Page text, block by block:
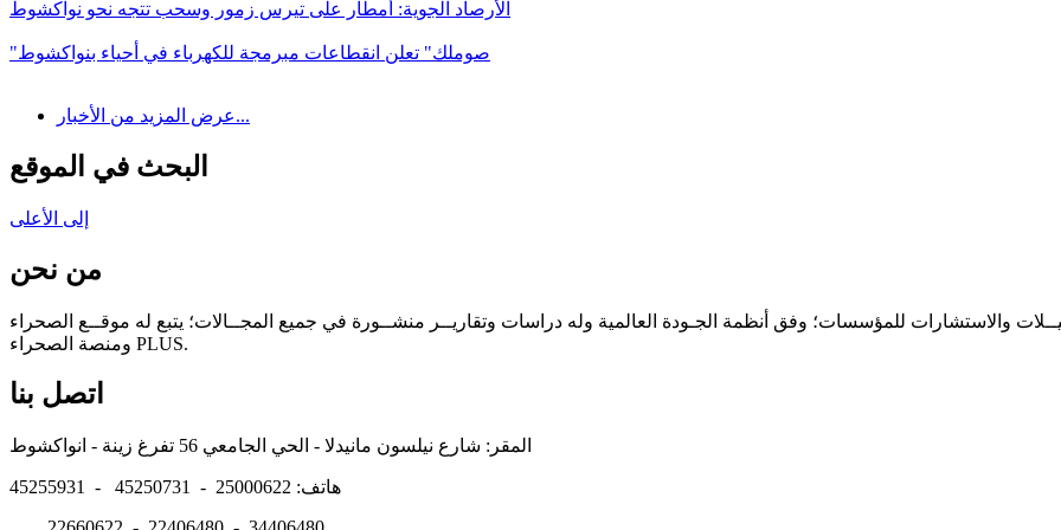
الأرصاد الجوية: أمطار على تيرس زمور وسحب تتجه نحو نواكشوط
"صوملك" تعلن انقطاعات مبرمجة للكهرباء في أحياء بنواكشوط
عرض المزيد من الأخبار...
البحث في الموقع
إلى الأعلى
من نحن
والاستشارات للمؤسسات؛ وفق أنظمة الجـودة العالمية وله دراسات وتقاريــر منشــورة في جميع المجــالات؛ يتبع له موقــع الصحراء
ومنصة الصحراء PLUS.
اتصل بنا
هاتف: 25000622 - 45250731 - 45255931